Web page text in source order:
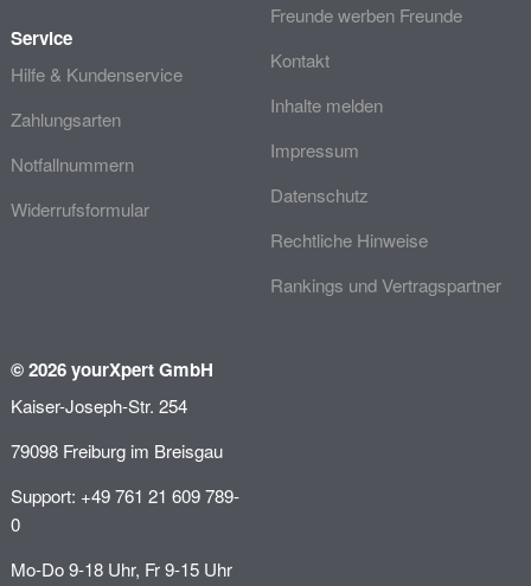
Service
Hilfe & Kundenservice
Zahlungsarten
Notfallnummern
Widerrufsformular
Freunde werben Freunde
Kontakt
Inhalte melden
Impressum
Datenschutz
Rechtliche Hinweise
Rankings und Vertragspartner
© 2026 yourXpert GmbH
Kaiser-Joseph-Str. 254
79098 Freiburg im Breisgau
Support: +49 761 21 609 789-
0
Mo-Do 9-18 Uhr, Fr 9-15 Uhr